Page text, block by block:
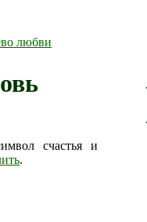
любви
счастья и
.